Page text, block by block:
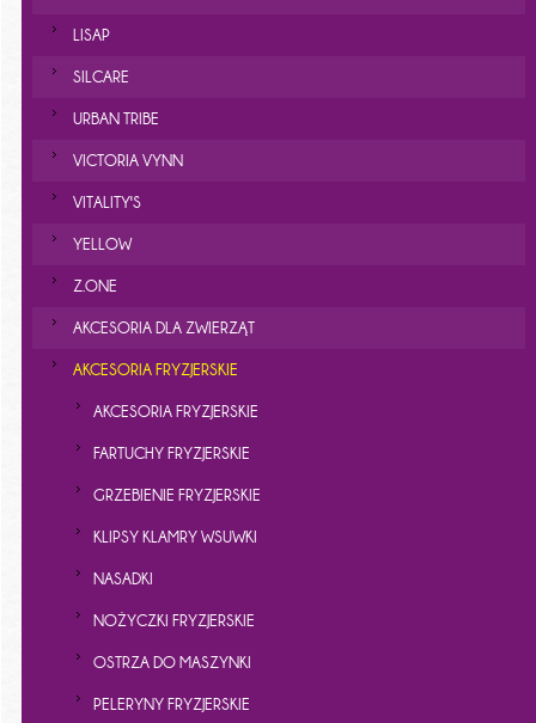
LISAP
SILCARE
URBAN TRIBE
VICTORIA VYNN
VITALITY'S
YELLOW
Z.ONE
AKCESORIA DLA ZWIERZĄT
AKCESORIA FRYZJERSKIE
AKCESORIA FRYZJERSKIE
FARTUCHY FRYZJERSKIE
GRZEBIENIE FRYZJERSKIE
KLIPSY KLAMRY WSUWKI
NASADKI
NOŻYCZKI FRYZJERSKIE
OSTRZA DO MASZYNKI
PELERYNY FRYZJERSKIE